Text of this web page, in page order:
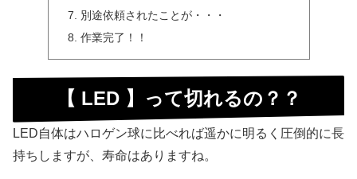
別途依頼されたことが・・・
作業完了！！
【 LED 】って切れるの？？
LED自体はハロゲン球に比べれば遥かに明るく圧倒的に長
持ちしますが、寿命はありますね。